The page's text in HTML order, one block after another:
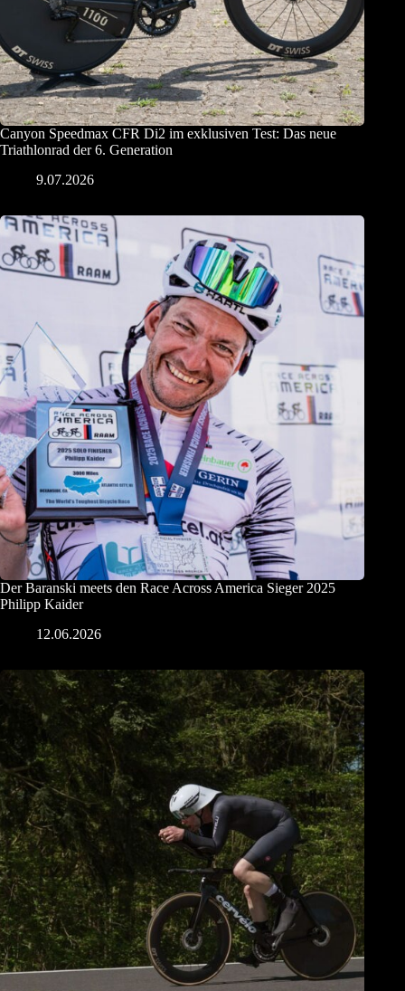
Canyon Speedmax CFR Di2 im exklusiven Test: Das neue
Triathlonrad der 6. Generation
9.07.2026
Der Baranski meets den Race Across America Sieger 2025
Philipp Kaider
12.06.2026